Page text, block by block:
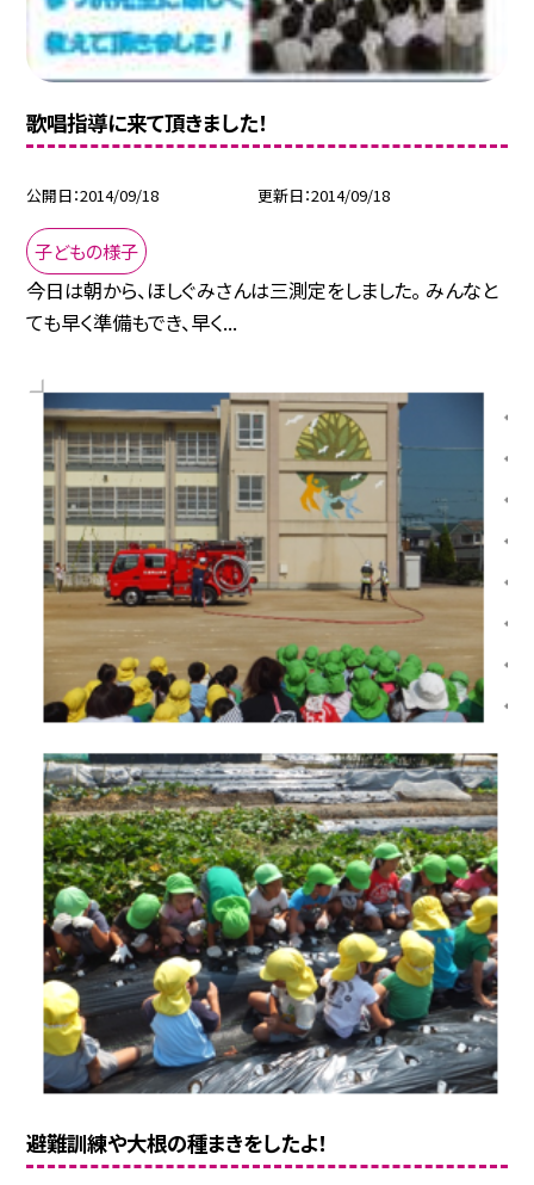
歌唱指導に来て頂きました！
公開日 2014/09/18 更新日 2014/09/18
子どもの様子
今日は朝から、ほしぐみさんは三測定をしました。 みんなと
ても早く準備もでき、早く...
避難訓練や大根の種まきをしたよ！